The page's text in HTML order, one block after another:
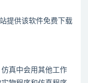
提供该软件免费下载
真中会用其他 工作